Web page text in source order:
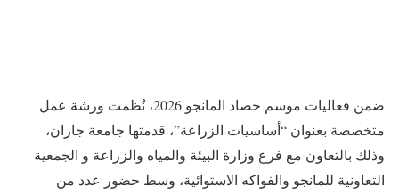
ضمن فعاليات موسم حصاد المانجو 2026، نُظمت ورشة عمل
متخصصة بعنوان “أساسيات الزراعة”، قدمتها جامعة جازان،
وذلك بالتعاون مع فرع وزارة البيئة والمياه والزراعة و الجمعية
التعاونية للمانجو والفواكه الاستوائية، وسط حضور عدد من